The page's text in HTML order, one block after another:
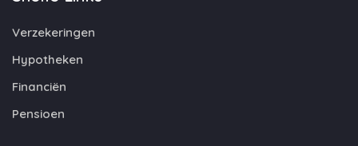
Verzekeringen
Hypotheken
Financiën
Pensioen